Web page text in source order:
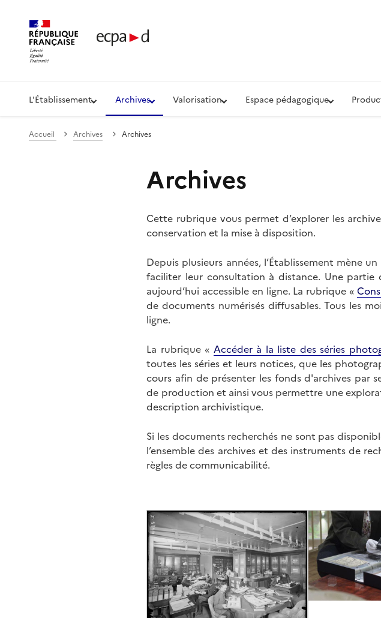
Établissement de communication et de production audiovisuelle de la Défense
L'Établissement Archives Valorisation Espace pédagogique
Accueil Archives Archives
Archives
Cette rubrique vous permet d’explorer les
conservation et la mise à disposition.
Depuis plusieurs années, l’Établissement mène
faciliter leur consultation à distance. Une
aujourd’hui accessible en ligne. La rubrique «
de documents numérisés diffusables. Tous les
ligne.
La rubrique « Accéder à la liste des séries
toutes les séries et leurs notices, que les
cours afin de présenter les fonds d'archives par
de production et ainsi vous permettre une
description archivistique.
Si les documents recherchés ne sont pas
l’ensemble des archives et des instruments de
règles de communicabilité.